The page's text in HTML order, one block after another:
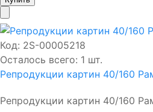
Код: 2S-00005218
Осталось всего: 1 шт.
Репродукции картин 40/160
Репродукции картин 40/160